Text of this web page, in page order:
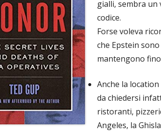
gialli, sembra
codice.
Forse voleva
che Epstein
mantengono fino
Anche la
da chiedersi
ristoranti,
Angeles, la